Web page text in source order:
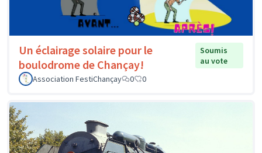
Un éclairage solaire pour le
boulodrome de Chançay!
Soumis
au vote
Association FestiChançay
0 0